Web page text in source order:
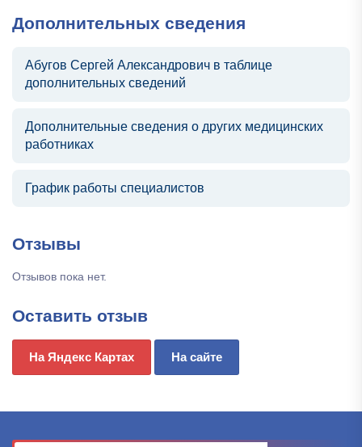
Дополнительных сведения
Абугов Сергей Александрович в таблице
дополнительных сведений
Дополнительные сведения о других медицинских
работниках
График работы специалистов
Отзывы
Отзывов пока нет.
Оставить отзыв
На Яндекс Картах На сайте